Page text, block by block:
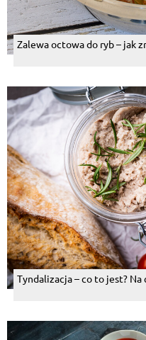
Wojciech Stępień
Smacznego pyszne.
Aneta Sójka,
W spisie brakuje
magdalena
pysznie wygląda
Zalewa octowa do ryb – jak
Tyndalizacja – co to jest? Na